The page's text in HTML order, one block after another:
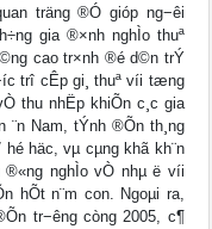
träng ®Ó gióp ng−êi
gia ®×nh nghÌo thuª
cao tr×nh ®é d©n trÝ
trî cÊp gi¸ thuª víi tæng
thu nhËp khiÕn c¸c gia
Nam, tÝnh ®Õn th¸ng
häc, vµ cµng khã kh¨n
®«ng nghÌo vÒ nhµ ë víi
hÕt n¨m con. Ngoµi ra,
tr−êng còng 2005, c¶